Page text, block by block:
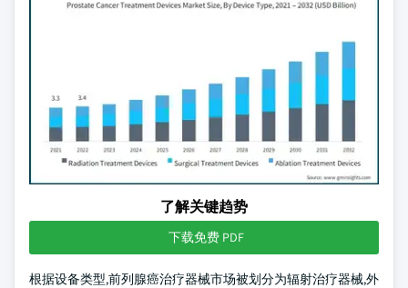
了解关键趋势
下载免费 PDF
根据设备类型,前列腺癌治疗器械市场被划分为辐射治疗器械,外